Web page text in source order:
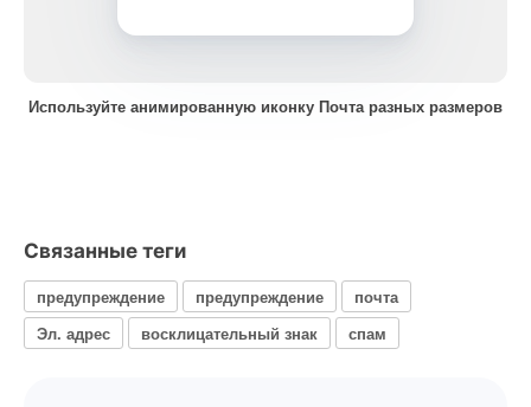
Используйте анимированную иконку Почта разных размеров
Связанные теги
предупреждение предупреждение
почта
Эл. адрес
восклицательный знак спам